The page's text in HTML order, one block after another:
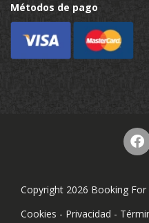
Métodos de pago
Copyright 2026 Booking For
Cookies - Privacidad -